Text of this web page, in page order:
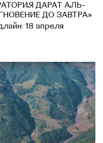
ДАРАТ АЛЬ-
ДО ЗАВТРА»
18 апреля